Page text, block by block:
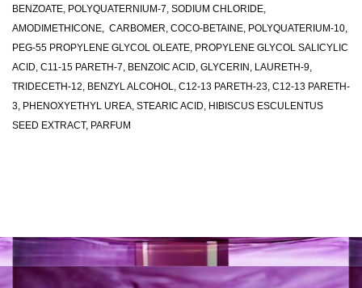
BENZOATE, POLYQUATERNIUM-7, SODIUM CHLORIDE,
AMODIMETHICONE, CARBOMER, COCO-BETAINE, POLYQUATERIUM-10,
PEG-55 PROPYLENE GLYCOL OLEATE, PROPYLENE GLYCOL SALICYLIC
ACID, C11-15 PARETH-7, BENZOIC ACID, GLYCERIN, LAURETH-9,
TRIDECETH-12, BENZYL ALCOHOL, C12-13 PARETH-23, C12-13 PARETH-
3, PHENOXYETHYL UREA, STEARIC ACID, HIBISCUS ESCULENTUS
SEED EXTRACT, PARFUM